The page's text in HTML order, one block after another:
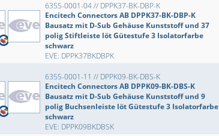
6355-0001-04 // DPPK37-BK-DBP-K
Encitech Connectors AB DPPK37-BK-DBP-K
Bausatz mit D-Sub Gehäuse Kunststoff und 37
polig Stiftleiste löt Gütestufe 3 Isolatorfarbe
schwarz
EVE: DPPK37BKDBPK
6355-0001-11 // DPPK09-BK-DBS-K
Encitech Connectors AB DPPK09-BK-DBS-K
Bausatz mit D-Sub Gehäuse Kunststoff und 9
polig Buchsenleiste löt Gütestufe 3 Isolatorfarbe
schwarz
EVE: DPPK09BKDBSK